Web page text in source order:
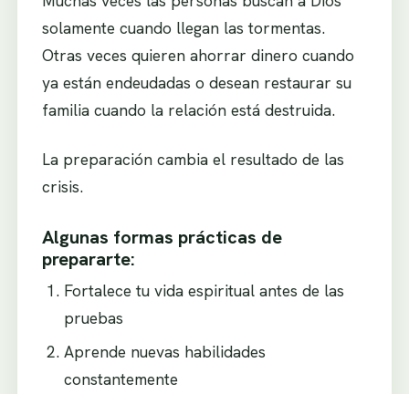
solamente cuando llegan las tormentas.
Otras veces quieren ahorrar dinero cuando
ya están endeudadas o desean restaurar su
familia cuando la relación está destruida.
La preparación cambia el resultado de las
crisis.
Algunas formas prácticas de
prepararte:
Fortalece tu vida espiritual antes de las
pruebas
Aprende nuevas habilidades
constantemente